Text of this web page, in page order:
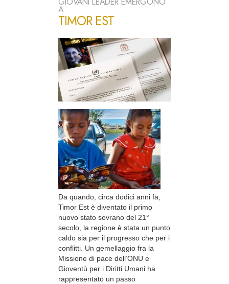
A
TIMOR EST
Da quando, circa dodici anni fa,
Timor Est è diventato il primo
nuovo stato sovrano del 21°
secolo, la regione è stata un punto
caldo sia per il progresso che per i
conflitti. Un gemellaggio fra la
Missione di pace dell’ONU e
Gioventù per i Diritti Umani ha
rappresentato un passo